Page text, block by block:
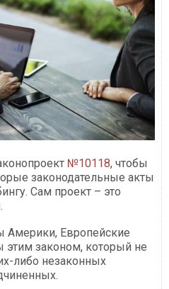
№10118, чтобы
законодательные акты
Сам проект – это
Европейские
законом, который не
либо незаконных